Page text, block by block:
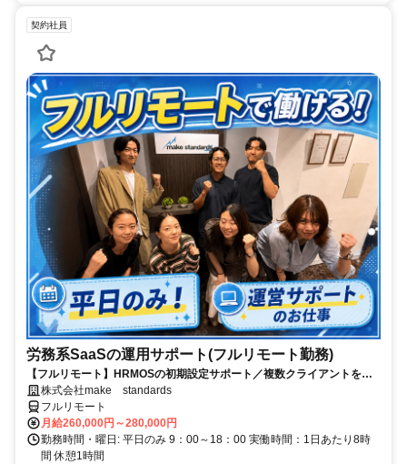
契約社員
労務系SaaSの運用サポート(フルリモート勤務)
【フルリモート】HRMOSの初期設定サポート／複数クライアントを同
時進行／業務経験無しでもOK
株式会社make standards
フルリモート
月給260,000円～280,000円
勤務時間・曜日: 平日のみ 9：00～18：00 実働時間：1日あたり8時
間 休憩1時間